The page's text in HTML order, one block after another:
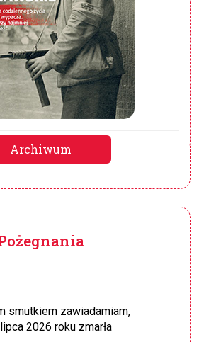
Archiwum
smutkiem zawiadamiam,
2026 roku zmarła